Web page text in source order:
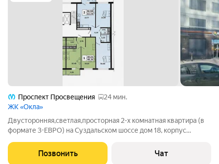
Проспект Просвещения
24 мин.
ЖК «Окла»
Двусторонняя,светлая,просторная 2-х комнатная квартира (в
формате 3-ЕВРО) на Суздальском шоссе дом 18, корпус
Квартира расположена на 7/7 этаже монолитного-кирпичного
дома.Общая площадь
Позвонить Чат